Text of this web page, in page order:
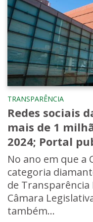
TRANSPARÊNCIA
Redes sociais
mais de 1
2024; Portal
No ano em que a
categoria
de Transparência
Câmara
também...